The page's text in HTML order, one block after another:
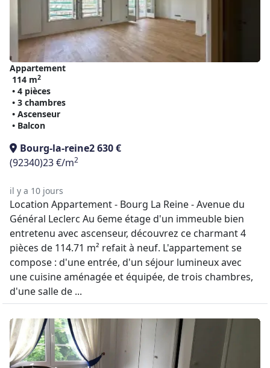
Appartement
114 m2
• 4 pièces
• 3 chambres
• Ascenseur
• Balcon
Bourg-la-reine2 630 €
(92340)23 €/m2
il y a 10 jours
Location Appartement - Bourg La Reine - Avenue du
Général Leclerc Au 6eme étage d'un immeuble bien
entretenu avec ascenseur, découvrez ce charmant 4
pièces de 114.71 m² refait à neuf. L'appartement se
compose : d'une entrée, d'un séjour lumineux avec
une cuisine aménagée et équipée, de trois chambres,
d'une salle de ...